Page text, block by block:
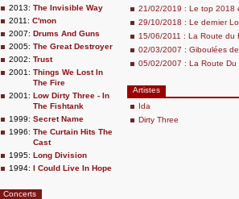
2013: The Invisible Way
2011: C'mon
2007: Drums And Guns
2005: The Great Destroyer
2002: Trust
2001: Things We Lost In
The Fire
2001: Low Dirty Three - In
The Fishtank
1999: Secret Name
1996: The Curtain Hits The
Cast
1995: Long Division
1994: I Could Live In Hope
Concerts
21/02/2019 : Le top 2018
29/10/2018 : Le dernier
15/06/2011 : La Route du
02/03/2007 : Giboulées
05/02/2007 : La Route Du
Artistes
Ida
Dirty Three